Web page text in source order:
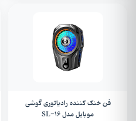
فن خنک کننده رادیاتوری گوشی
موبایل مدل SL-16